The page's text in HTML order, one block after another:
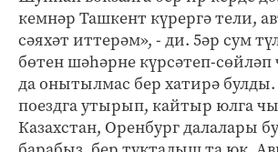
кемнәр Ташкент күрергә тели,
сәяхәт иттерәм», - ди. 5әр сум
бөтен шәһәрне күрсәтеп-
да онытылмас бер хатирә
поездга утырып, кайтыр юлга
Казахстан, Оренбург далалары